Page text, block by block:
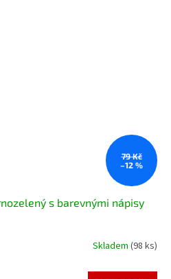
79 Kč
–12 %
s barevnými nápisy
Skladem (98 ks)